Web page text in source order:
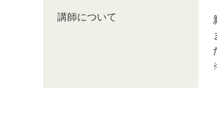
講師について